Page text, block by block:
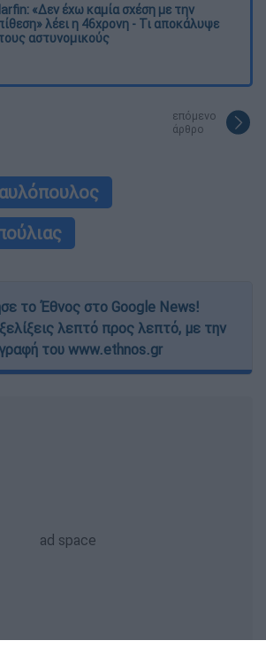
«Δεν έχω καμία σχέση με την
λέει η 46χρονη - Τι αποκάλυψε
αστυνομικούς
επόμενο
άρθρο
το Έθνος στο Google News!
λεπτό προς λεπτό, με την
του www.ethnos.gr